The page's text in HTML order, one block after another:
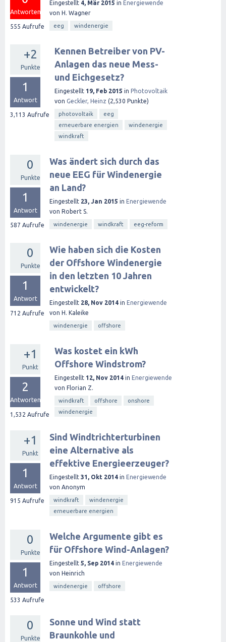
Antworten
555 Aufrufe
Eingestellt 4, Mär 2015 in Energiewende
von H. Wagner
eeg windenergie
+2
Punkte
1
Antwort
3,113 Aufrufe
Kennen Betreiber von PV-
Anlagen das neue Mess-
und Eichgesetz?
Eingestellt 19, Feb 2015 in Photovoltaik
von Geckler, Heinz (2,530 Punkte)
photovoltaik
eeg
erneuerbare energien
windenergie
windkraft
0
Punkte
1
Antwort
587 Aufrufe
Was ändert sich durch das
neue EEG für Windenergie
an Land?
Eingestellt 23, Jan 2015 in Energiewende
von Robert S.
windenergie windkraft eeg-reform
0
Punkte
1
Antwort
712 Aufrufe
Wie haben sich die Kosten
der Offshore Windenergie
in den letzten 10 Jahren
entwickelt?
Eingestellt 28, Nov 2014 in Energiewende
von H. Kaleike
windenergie offshore
+1
Punkt
2
Antworten
1,532 Aufrufe
Was kostet ein kWh
Offshore Windstrom?
Eingestellt 12, Nov 2014 in Energiewende
von Florian Z.
windkraft offshore
onshore
windenergie
+1
Punkt
1
Antwort
915 Aufrufe
Sind Windtrichterturbinen
eine Alternative als
effektive Energieerzeuger?
Eingestellt 31, Okt 2014 in Energiewende
von Anonym
windkraft
windenergie
erneuerbare energien
0
Punkte
1
Antwort
533 Aufrufe
Welche Argumente gibt es
für Offshore Wind-Anlagen?
Eingestellt 5, Sep 2014 in Energiewende
von Heinrich
windenergie offshore
0
Punkte
Sonne und Wind statt
Braunkohle und